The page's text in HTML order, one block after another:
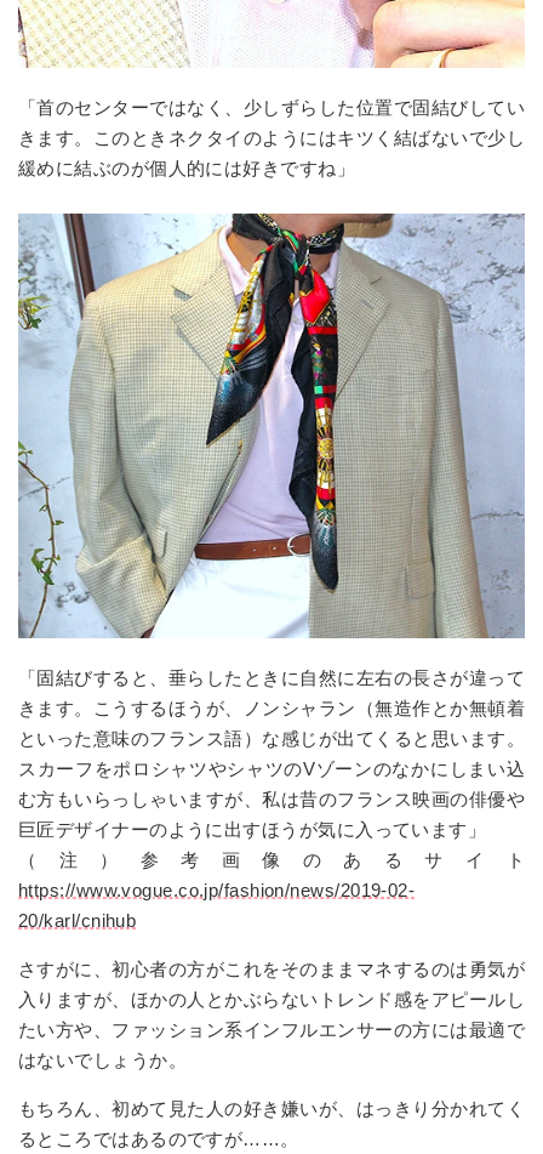
「首のセンターではなく、少しずらした位置で固結びしてい
きます。このときネクタイのようにはキツく結ばないで少し
緩めに結ぶのが個人的には好きですね」
「固結びすると、垂らしたときに自然に左右の長さが違って
きます。こうするほうが、ノンシャラン（無造作とか無頓着
といった意味のフランス語）な感じが出てくると思います。
スカーフをポロシャツやシャツのVゾーンのなかにしまい込
む方もいらっしゃいますが、私は昔のフランス映画の俳優や
巨匠デザイナーのように出すほうが気に入っています」
（注）参考画像のあるサイト
https://www.vogue.co.jp/fashion/news/2019-02-
20/karl/cnihub
さすがに、初心者の方がこれをそのままマネするのは勇気が
入りますが、ほかの人とかぶらないトレンド感をアピールし
たい方や、ファッション系インフルエンサーの方には最適で
はないでしょうか。
もちろん、初めて見た人の好き嫌いが、はっきり分かれてく
るところではあるのですが……。